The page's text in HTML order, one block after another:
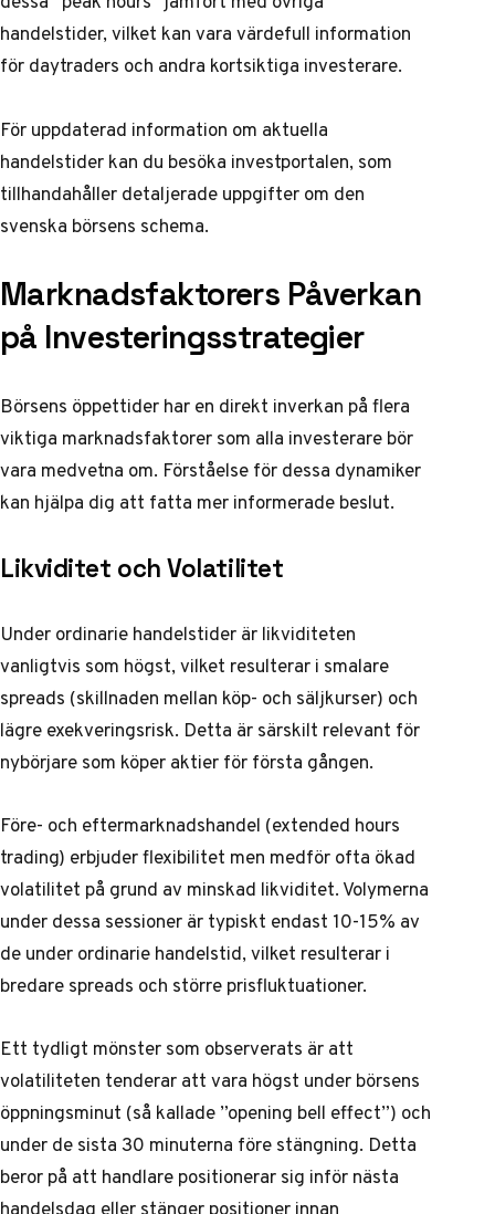
handelstider, vilket kan vara värdefull information
för daytraders och andra kortsiktiga investerare.
För uppdaterad information om aktuella
handelstider kan du besöka investportalen, som
tillhandahåller detaljerade uppgifter om den
svenska börsens schema.
Marknadsfaktorers Påverkan
på Investeringsstrategier
Börsens öppettider har en direkt inverkan på flera
viktiga marknadsfaktorer som alla investerare bör
vara medvetna om. Förståelse för dessa dynamiker
kan hjälpa dig att fatta mer informerade beslut.
Likviditet och Volatilitet
Under ordinarie handelstider är likviditeten
vanligtvis som högst, vilket resulterar i smalare
spreads (skillnaden mellan köp- och säljkurser) och
lägre exekveringsrisk. Detta är särskilt relevant för
nybörjare som köper aktierför första gången.
Före- och eftermarknadshandel (extended hours
trading) erbjuder flexibilitet men medför ofta ökad
volatilitet på grund av minskad likviditet. Volymerna
under dessa sessioner är typiskt endast 10-15% av
de under ordinarie handelstid, vilket resulterar i
bredare spreads och större prisfluktuationer.
Ett tydligt mönster som observerats är att
volatiliteten tenderar att vara högst under börsens
öppningsminut (så kallade ”opening bell effect”) och
under de sista 30 minuterna före stängning. Detta
beror på att handlare positionerar sig inför nästa